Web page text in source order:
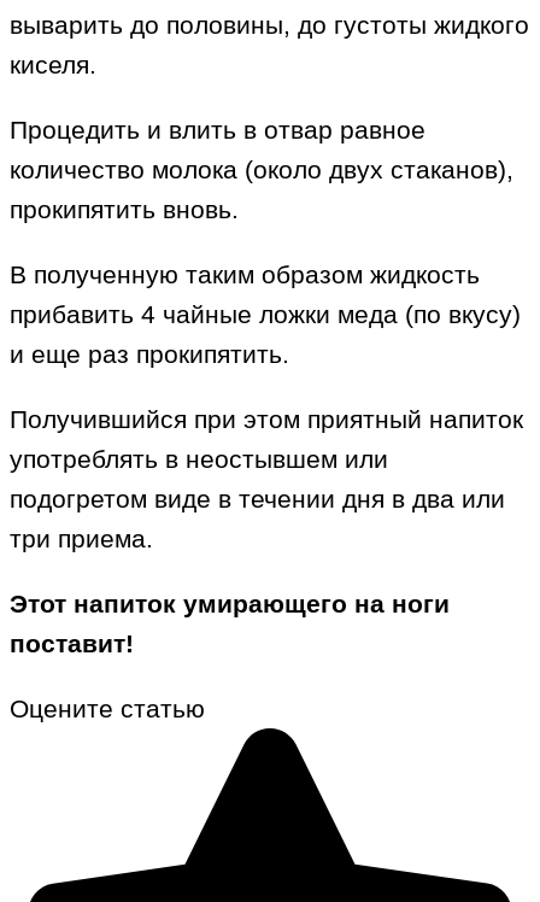
выварить до половины, до густоты жидкого
киселя.
Процедить и влить в отвар равное
количество молока (около двух стаканов),
прокипятить вновь.
В полученную таким образом жидкость
прибавить 4 чайные ложки меда (по вкусу)
и еще раз прокипятить.
Получившийся при этом приятный напиток
употреблять в неостывшем или
подогретом виде в течении дня в два или
три приема.
Этот напиток умирающего на ноги
поставит!
Оцените статью